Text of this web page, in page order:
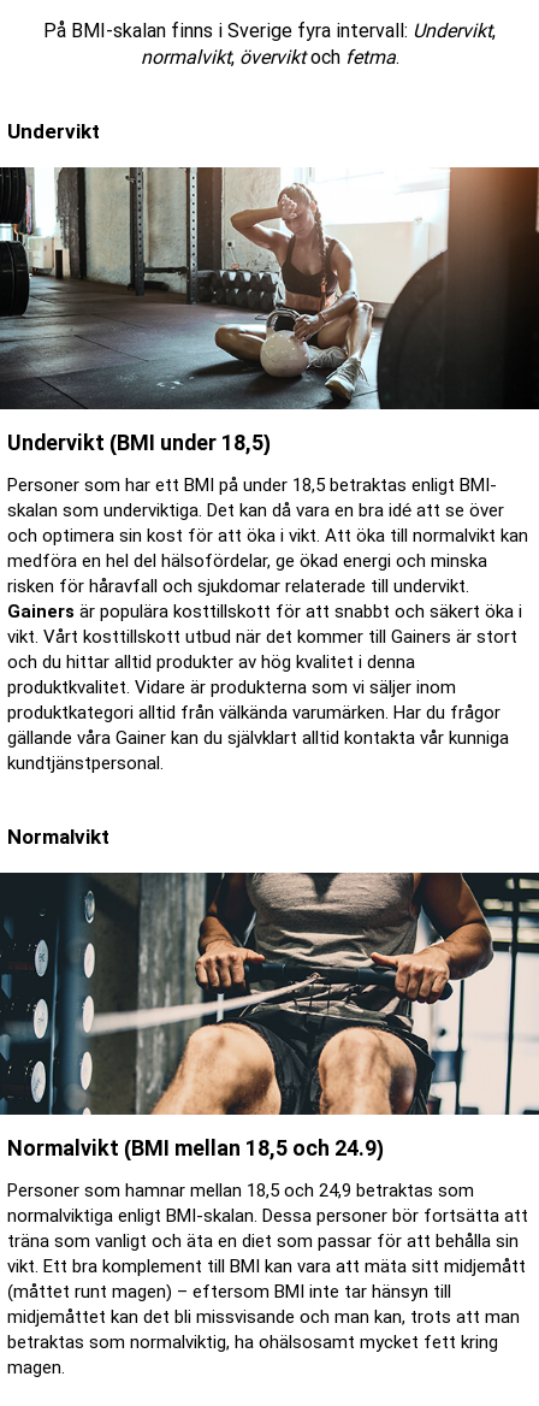
På BMI-skalan finns i Sverige fyra intervall: Undervikt,
normalvikt, överviktoch fetma.
Undervikt
Undervikt (BMI under 18,5)
Personer som har ett BMI på under 18,5 betraktas enligt BMI-
skalan som underviktiga. Det kan då vara en bra idé att se över
och optimera sin kost för att öka i vikt. Att öka till normalvikt kan
medföra en hel del hälsofördelar, ge ökad energi och minska
risken för håravfall och sjukdomar relaterade till undervikt.
Gainers är populära kosttillskott för att snabbt och säkert öka i
vikt. Vårt kosttillskott utbud när det kommer till Gainers är stort
och du hittar alltid produkter av hög kvalitet i denna
produktkvalitet. Vidare är produkterna som vi säljer inom
produktkategori alltid från välkända varumärken. Har du frågor
gällande våra Gainer kan du självklart alltid kontakta vår kunniga
kundtjänstpersonal.
Normalvikt
Normalvikt (BMI mellan 18,5 och 24.9)
Personer som hamnar mellan 18,5 och 24,9 betraktas som
normalviktiga enligt BMI-skalan. Dessa personer bör fortsätta att
träna som vanligt och äta en diet som passar för att behålla sin
vikt. Ett bra komplement till BMI kan vara att mäta sitt midjemått
(måttet runt magen) – eftersom BMI inte tar hänsyn till
midjemåttet kan det bli missvisande och man kan, trots att man
betraktas som normalviktig, ha ohälsosamt mycket fett kring
magen.